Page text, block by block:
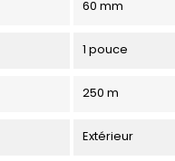
60 mm
1 pouce
250 m
Extérieur